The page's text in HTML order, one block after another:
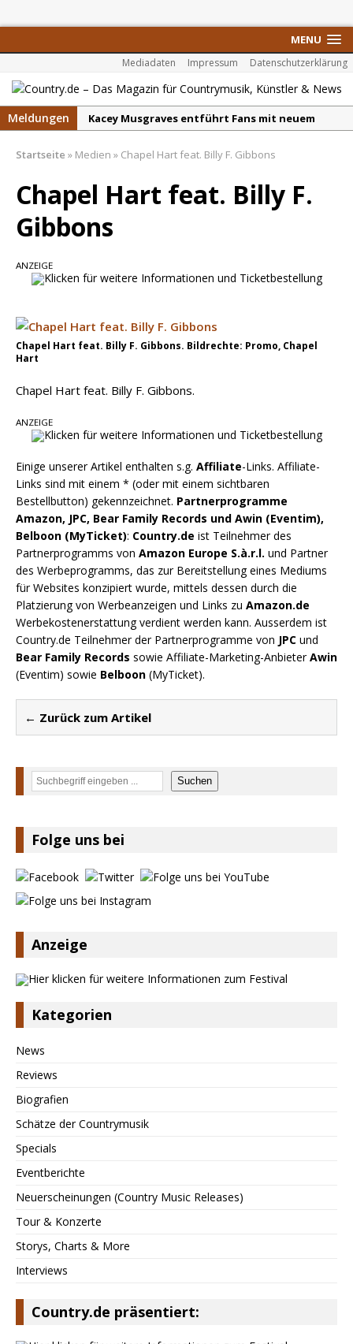
MENU
Mediadaten Impressum Datenschutzerklärung
Meldungen
Kacey Musgraves entführt Fans mit neuem
Carter Faith mit brandneuem Musikvideo zu
„Pearl Handled Pistol“
Son Volt – „Sound Signal Serenades“ erscheint
am 28. August
Parton, Bill Anderson und Shaboozey im Fokus
Ahead“ an
Startseite » Medien » Chapel Hart feat. Billy F. Gibbons
Chapel Hart feat. Billy F.
Gibbons
ANZEIGE
Chapel Hart feat. Billy F. Gibbons. Bildrechte: Promo, Chapel
Hart
Chapel Hart feat. Billy F. Gibbons.
ANZEIGE
Einige unserer Artikel enthalten s.g. Affiliate-Links. Affiliate-
Links sind mit einem * (oder mit einem sichtbaren
Bestellbutton) gekennzeichnet. Partnerprogramme
Amazon, JPC, Bear Family Records und Awin (Eventim),
Belboon (MyTicket): Country.de ist Teilnehmer des
Partnerprogramms von Amazon Europe S.à.r.l. und Partner
des Werbeprogramms, das zur Bereitstellung eines Mediums
für Websites konzipiert wurde, mittels dessen durch die
Platzierung von Werbeanzeigen und Links zu Amazon.de
Werbekostenerstattung verdient werden kann. Ausserdem ist
Country.de Teilnehmer der Partnerprogramme von JPC und
Bear Family Records sowie Affiliate-Marketing-AnbieterAwin
(Eventim) sowie Belboon (MyTicket).
← Zurück zum Artikel
Suchen Suchen
Folge uns bei
Anzeige
Kategorien
News
Reviews
Biografien
Schätze der Countrymusik
Specials
Eventberichte
Neuerscheinungen (Country Music Releases)
Tour & Konzerte
Storys, Charts & More
Interviews
Country.de präsentiert: